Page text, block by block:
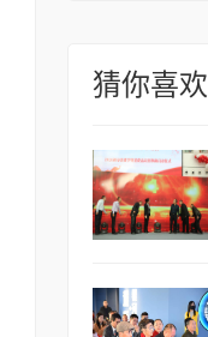
猜你喜欢